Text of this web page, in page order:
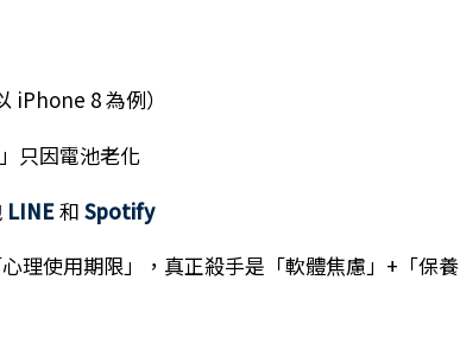
iPhone 8 為例）
只因電池老化
LINE和 Spotify
理使用期限」，真正殺手是「軟體焦慮」+「保養